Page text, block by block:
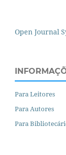
Open Journal
Para Leitores
Para Autores
Para